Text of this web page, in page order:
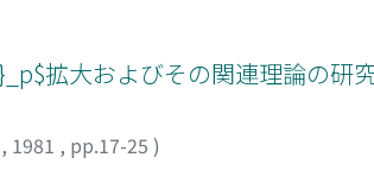
拡大およびその関連理論の研
, 1981 , pp.17-25 )